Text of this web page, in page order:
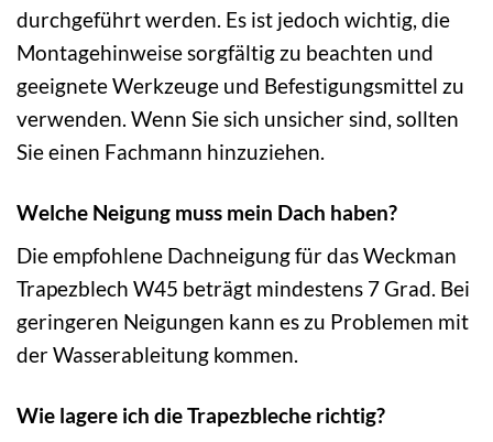
durchgeführt werden. Es ist jedoch wichtig, die
Montagehinweise sorgfältig zu beachten und
geeignete Werkzeuge und Befestigungsmittel zu
verwenden. Wenn Sie sich unsicher sind, sollten
Sie einen Fachmann hinzuziehen.
Welche Neigung muss mein Dach haben?
Die empfohlene Dachneigung für das Weckman
Trapezblech W45 beträgt mindestens 7 Grad. Bei
geringeren Neigungen kann es zu Problemen mit
der Wasserableitung kommen.
Wie lagere ich die Trapezbleche richtig?